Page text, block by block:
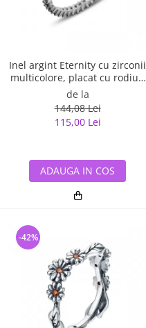
Inel argint Eternity cu zirconii
multicolore, placat cu rodiu -
ITU0229
de la
144,08 Lei
115,00 Lei
ADAUGA IN COS
-42%